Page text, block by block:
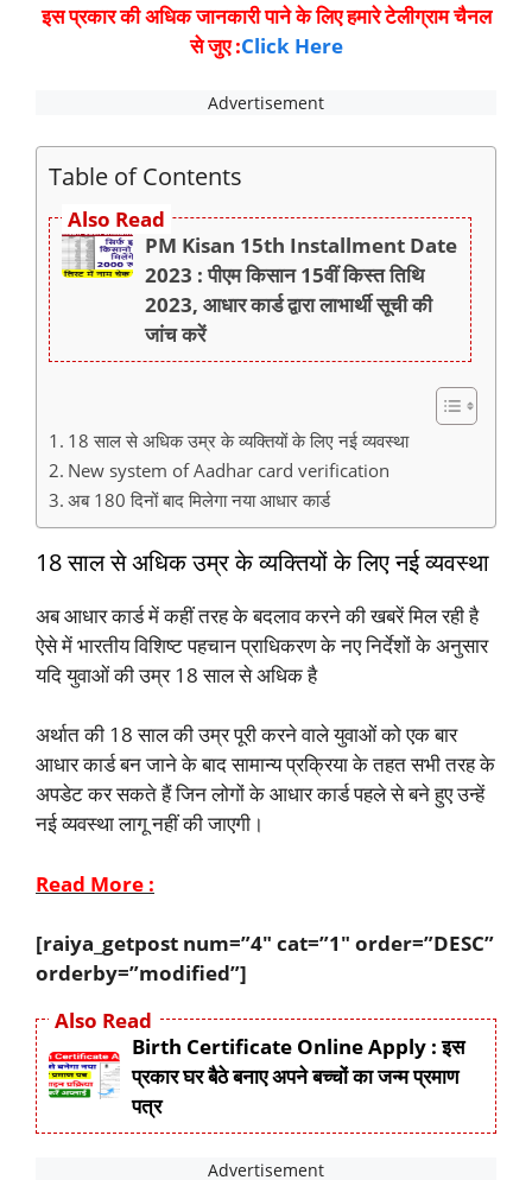
इस प्रकार की अधिक जानकारी पाने के लिए हमारे टेलीग्राम चैनल
से जुए :Click Here
Table of Contents
Also Read
PM Kisan 15th Installment Date
2023 : पीएम किसान 15वीं किस्त तिथि
2023, आधार कार्ड द्वारा लाभार्थी सूची की
जांच करें
18 साल से अधिक उम्र के व्यक्तियों के लिए नई व्यवस्था
New system of Aadhar card verification
अब 180 दिनों बाद मिलेगा नया आधार कार्ड
18 साल से अधिक उम्र के व्यक्तियों के लिए नई व्यवस्था
अब आधार कार्ड में कहीं तरह के बदलाव करने की खबरें मिल रही है
ऐसे में भारतीय विशिष्ट पहचान प्राधिकरण के नए निर्देशों के अनुसार
यदि युवाओं की उम्र 18 साल से अधिक है
अर्थात की 18 साल की उम्र पूरी करने वाले युवाओं को एक बार
आधार कार्ड बन जाने के बाद सामान्य प्रक्रिया के तहत सभी तरह के
अपडेट कर सकते हैं जिन लोगों के आधार कार्ड पहले से बने हुए उन्हें
नई व्यवस्था लागू नहीं की जाएगी।
Read More :
[raiya_getpost num=”4″ cat=”1″ order=”DESC”
orderby=”modified”]
Also Read
Birth Certificate Online Apply : इस
प्रकार घर बैठे बनाए अपने बच्चों का जन्म प्रमाण
पत्र